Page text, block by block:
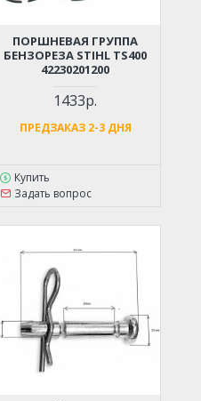
ПОРШНЕВАЯ ГРУППА
БЕНЗОРЕЗА STIHL TS400
42230201200
1433р.
ПРЕДЗАКАЗ 2-3 ДНЯ
Купить
Задать вопрос